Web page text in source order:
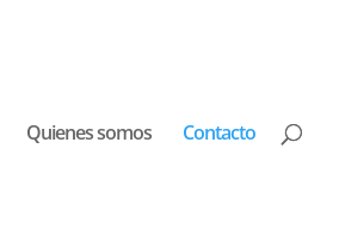
Quienes somos Contacto